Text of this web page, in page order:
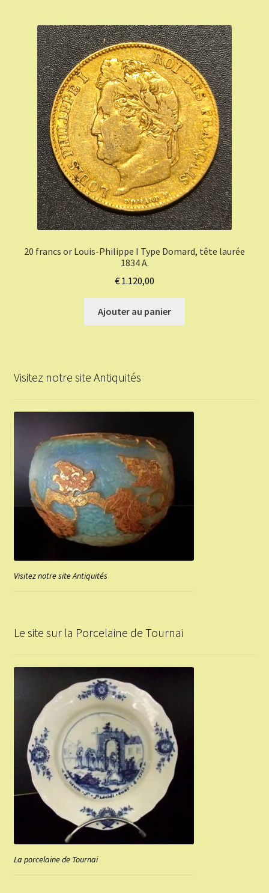
20 francs or Louis-Philippe I Type Domard, tête laurée
1834 A.
€ 1.120,00
Ajouter au panier
Visitez notre site Antiquités
Visitez notre site Antiquités
Le site sur la Porcelaine de Tournai
La porcelaine de Tournai